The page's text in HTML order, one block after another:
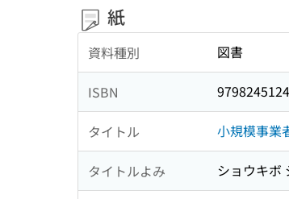
紙
資料種別 図書
ISBN
タイトル 小規模事業
タイトルよみ ショウキボ